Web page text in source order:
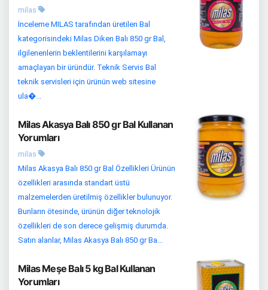
milas
İnceleme MILAS tarafından üretilen Bal
kategorisindeki Milas Diken Balı 850 gr Bal,
ilgilenenlerin beklentilerini karşılamayı
amaçlayan bir üründür. Teknik Servis Bal
teknik servisleri için ürünün web sitesine
ula�...
Milas Akasya Balı 850 gr Bal Kullanan
Yorumları
milas
Milas Akasya Balı 850 gr Bal Özellikleri Ürünün
özellikleri arasında standart üstü
malzemelerden üretilmiş özellikler bulunuyor.
Bunların ötesinde, ürünün diğer teknolojik
özellikleri de son derece gelişmiş durumda.
Satın alanlar, Milas Akasya Balı 850 gr Ba...
Milas Meşe Balı 5 kg Bal Kullanan
Yorumları